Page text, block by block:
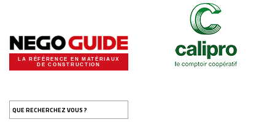
LA RÉFÉRENCE EN MATÉRIAUX
DE CONSTRUCTION
QUE RECHERCHEZ VOUS ?